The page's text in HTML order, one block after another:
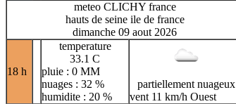
meteo CLICHY france
hauts de seine ile de france
dimanche 09 aout 2026
18 h
temperature
33.1 C
pluie : 0 MM
nuages : 32 %
humidite : 20 %
partiellement nuageux
vent 11 km/h Ouest